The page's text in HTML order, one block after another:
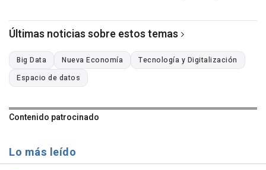
Últimas noticias sobre estos temas
Big Data Nueva Economía
Tecnología y Digitalización
Espacio de datos
Contenido patrocinado
Lo más leído